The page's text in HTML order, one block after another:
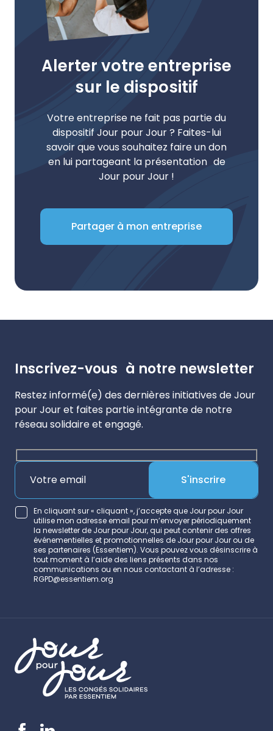
Alerter votre entreprise
sur le dispositif
Votre entreprise ne fait pas partie du
dispositif Jour pour Jour ? Faites-lui
savoir que vous souhaitez faire un don
en lui partageant la présentation de
Jour pour Jour !
Partager à mon entreprise
Inscrivez-vous à notre newsletter
Restez informé(e) des dernières initiatives de Jour
pour Jour et faites partie intégrante de notre
réseau solidaire et engagé.
S'inscrire
En cliquant sur « cliquant », j’accepte que Jour pour Jour
utilise mon adresse email pour m’envoyer périodiquement
la newsletter de Jour pour Jour, qui peut contenir des offres
événementielles et promotionnelles de Jour pour Jour ou de
ses partenaires (Essentiem). Vous pouvez vous désinscrire à
tout moment à l’aide des liens présents dans nos
communications ou en nous contactant à l’adresse :
RGPD@essentiem.org